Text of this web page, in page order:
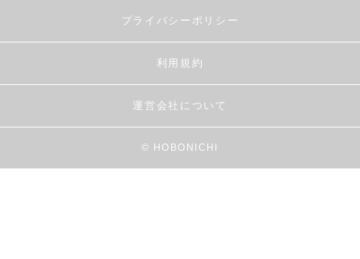
プライバシーポリシー
利用規約
運営会社について
© HOBONICHI